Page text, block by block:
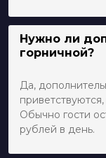
Нужно ли
горничной?
Да,
Обычно гости
рублей в день.